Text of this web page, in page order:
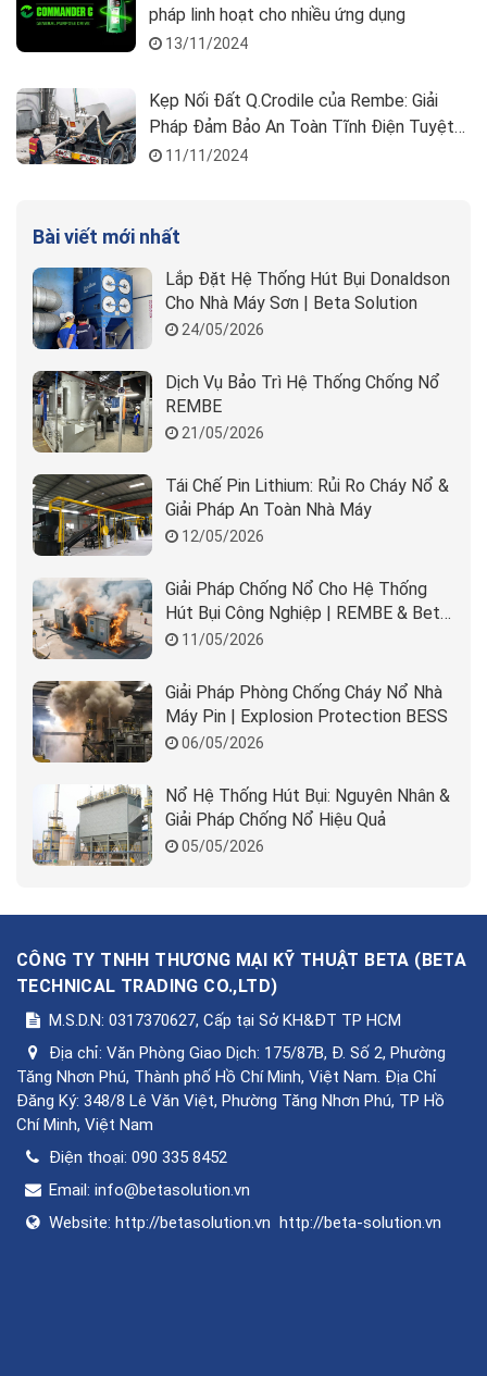
pháp linh hoạt cho nhiều ứng dụng
13/11/2024
Kẹp Nối Đất Q.Crodile của Rembe: Giải
Pháp Đảm Bảo An Toàn Tĩnh Điện Tuyệt
Đối11/11/2024
Bài viết mới nhất
Lắp Đặt Hệ Thống Hút Bụi Donaldson
Cho Nhà Máy Sơn | Beta Solution
24/05/2026
Dịch Vụ Bảo Trì Hệ Thống Chống Nổ
REMBE
21/05/2026
Tái Chế Pin Lithium: Rủi Ro Cháy Nổ &
Giải Pháp An Toàn Nhà Máy
12/05/2026
Giải Pháp Chống Nổ Cho Hệ Thống
Hút Bụi Công Nghiệp | REMBE & Beta
Solution
11/05/2026
Giải Pháp Phòng Chống Cháy Nổ Nhà
Máy Pin | Explosion Protection BESS
06/05/2026
Nổ Hệ Thống Hút Bụi: Nguyên Nhân &
Giải Pháp Chống Nổ Hiệu Quả
05/05/2026
CÔNG TY TNHH THƯƠNG MẠI KỸ THUẬT BETA (BETA
TECHNICAL TRADING CO.,LTD)
M.S.D.N: 0317370627, Cấp tại Sở KH&ĐT TP HCM
Địa chỉ: Văn Phòng Giao Dịch: 175/87B, Đ. Số 2, Phường
Tăng Nhơn Phú, Thành phố Hồ Chí Minh, Việt Nam. Địa Chỉ
Đăng Ký: 348/8 Lê Văn Việt, Phường Tăng Nhơn Phú, TP Hồ
Chí Minh, Việt Nam
Điện thoại: 090 335 8452
Email: info@betasolution.vn
Website: http://betasolution.vn http://beta-solution.vn